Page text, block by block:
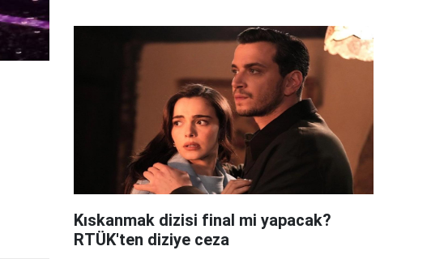
Kıskanmak dizisi final mi yapacak?
RTÜK'ten diziye ceza